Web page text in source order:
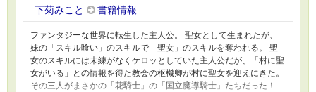
下菊みこと 書籍情報
ファンタジーな世界に転生した主人公。 聖女として生まれたが、
妹の「スキル喰い」のスキルで「聖女」のスキルを奪われる。 聖
女のスキルには未練がなくケロッとしていた主人公だが、「村に聖
女がいる」との情報を得た教会の枢機卿が村に聖女を迎えにきた。
その三人がまさかの「花騎士」の「国立魔導騎士」たちだった！